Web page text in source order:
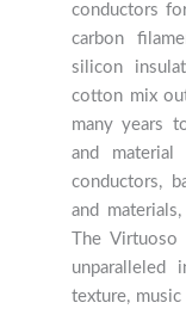
conductors
carbon
silicon
cotton mix
many years
and
conductors,
and
The
unparalleled
texture,